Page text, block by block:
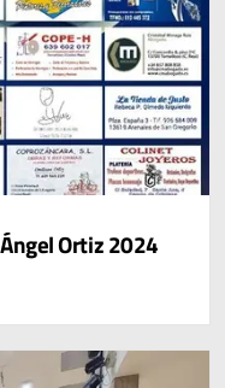
Ortiz 2024